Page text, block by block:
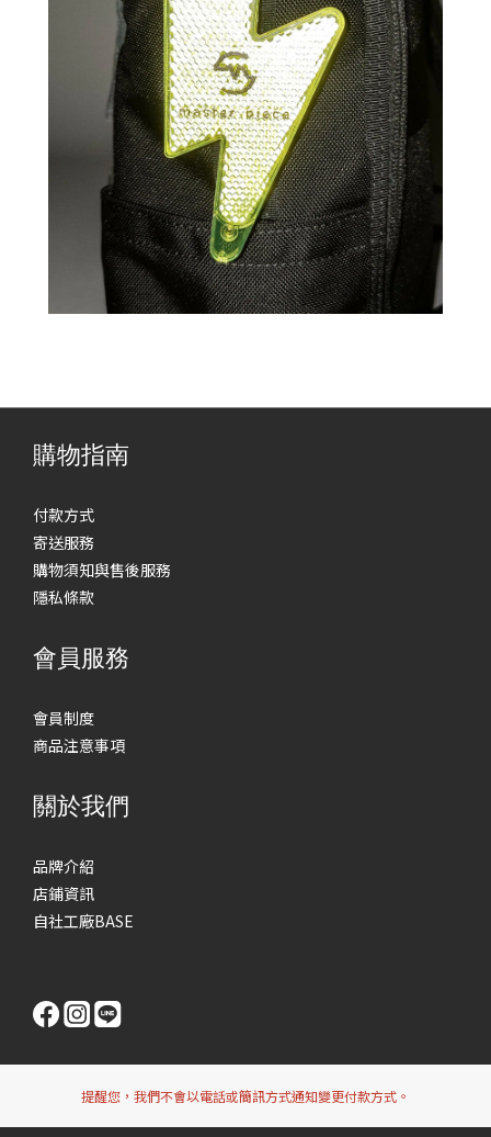
購物指南
付款方式
寄送服務
購物須知與售後服務
隱私條款
會員服務
會員制度
商品注意事項
關於我們
品牌介紹
店鋪資訊
自社工廠BASE
提醒您，我們不會以電話或簡訊方式通知變更付款方式。